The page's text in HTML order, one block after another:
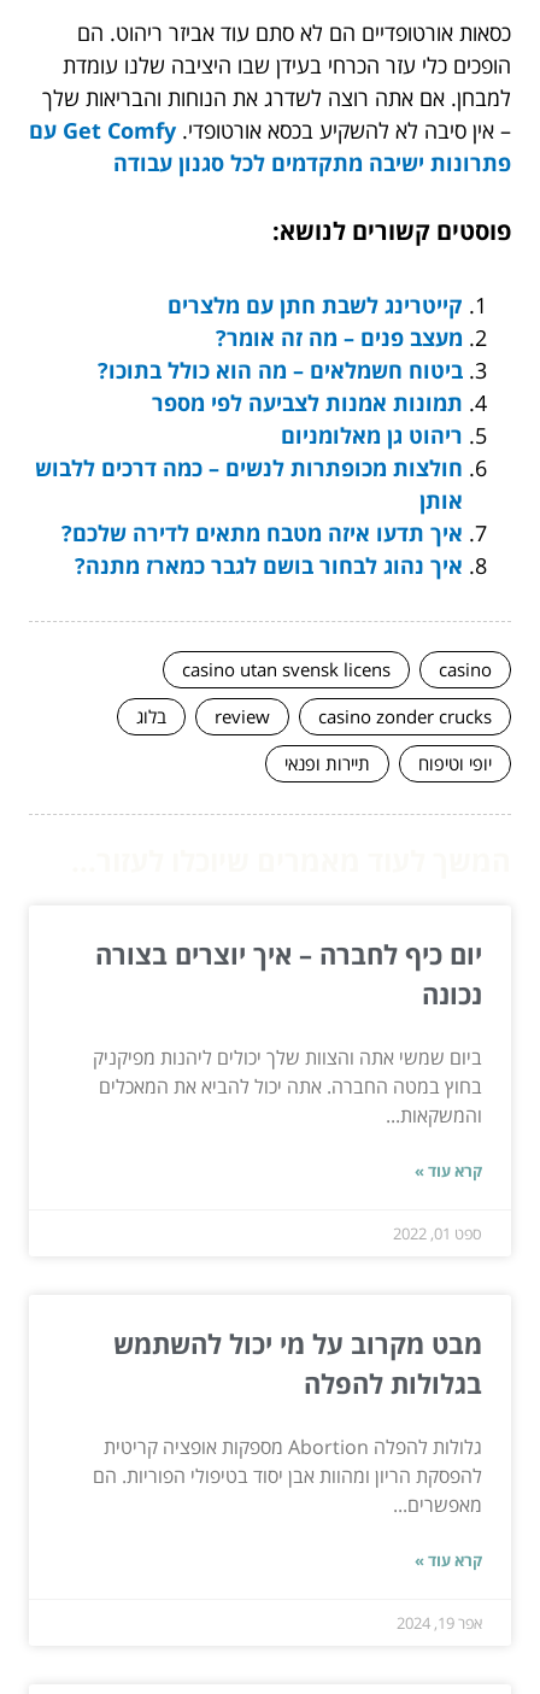
כסאות אורטופדיים הם לא סתם עוד אביזר ריהוט. הם
הופכים כלי עזר הכרחי בעידן שבו היציבה שלנו עומדת
למבחן. אם אתה רוצה לשדרג את הנוחות והבריאות שלך
– אין סיבה לא להשקיע בכסא אורטופדי.
Get Comfy עם
פתרונות ישיבה מתקדמים לכל סגנון עבודה
פוסטים קשורים לנושא:
קייטרינג לשבת חתן עם מלצרים
מעצב פנים – מה זה אומר?
ביטוח חשמלאים – מה הוא כולל בתוכו?
תמונות אמנות לצביעה לפי מספר
ריהוט גן מאלומניום
חולצות מכופתרות לנשים – כמה דרכים ללבוש
אותן
איך תדעו איזה מטבח מתאים לדירה שלכם?
איך נהוג לבחור בושם לגבר כמארז מתנה?
casino
casino utan svensk licens
casino zonder crucks
review
בלוג
יופי וטיפוח
תיירות ופנאי
יום כיף לחברה – איך יוצרים בצורה
נכונה
ביום שמשי אתה והצוות שלך יכולים ליהנות מפיקניק
בחוץ במטה החברה. אתה יכול להביא את המאכלים
והמשקאות...
קרא עוד »
ספט 01, 2022
מבט מקרוב על מי יכול להשתמש
בגלולות להפלה
גלולות להפלה Abortion מספקות אופציה קריטית
להפסקת הריון ומהוות אבן יסוד בטיפולי הפוריות. הם
מאפשרים...
קרא עוד »
אפר 19, 2024